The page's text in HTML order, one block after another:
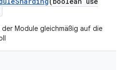
Module gleichmäßig auf die